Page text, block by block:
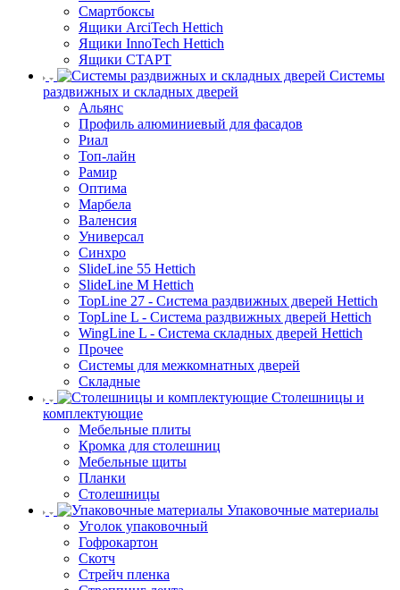
Смартбоксы
Ящики ArciTech Hettich
Ящики InnoTech Hettich
Ящики СТАРТ
Системы
раздвижных и складных дверей
Альянс
Профиль алюминиевый для фасадов
Риал
Топ-лайн
Рамир
Оптима
Марбела
Валенсия
Универсал
Синхро
SlideLine 55 Hettich
SlideLine M Hettich
TopLine 27 - Система раздвижных дверей Hettich
TopLine L - Система раздвижных дверей Hettich
WingLine L - Система складных дверей Hettich
Прочее
Системы для межкомнатных дверей
Складные
Столешницы и
комплектующие
Мебельные плиты
Кромка для столешниц
Мебельные щиты
Планки
Столешницы
Упаковочные материалы
Уголок упаковочный
Гофрокартон
Скотч
Стрейч пленка